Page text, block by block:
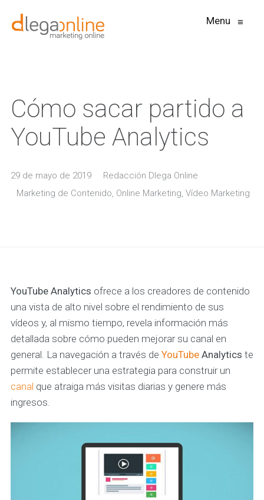
Menu ≡
Cómo sacar partido a
YouTube Analytics
29 de mayo de 2019
Redacción Dlega Online
Marketing de Contenido, Online Marketing, Vídeo Marketing
YouTube Analytics ofrece a los creadores de contenido
una vista de alto nivel sobre el rendimiento de sus
vídeos y, al mismo tiempo, revela información más
detallada sobre cómo pueden mejorar su canal en
general. La navegación a través de YouTubeAnalytics te
permite establecer una estrategia para construir un
canal que atraiga más visitas diarias y genere más
ingresos.